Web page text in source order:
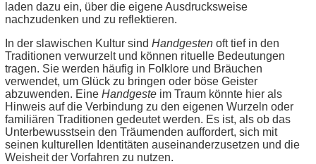
laden dazu ein, über die eigene Ausdrucksweise
nachzudenken und zu reflektieren.
In der slawischen Kultur sind Handgesten oft tief in den
Traditionen verwurzelt und können rituelle Bedeutungen
tragen. Sie werden häufig in Folklore und Bräuchen
verwendet, um Glück zu bringen oder böse Geister
abzuwenden. Eine Handgeste im Traum könnte hier als
Hinweis auf die Verbindung zu den eigenen Wurzeln oder
familiären Traditionen gedeutet werden. Es ist, als ob das
Unterbewusstsein den Träumenden auffordert, sich mit
seinen kulturellen Identitäten auseinanderzusetzen und die
Weisheit der Vorfahren zu nutzen.